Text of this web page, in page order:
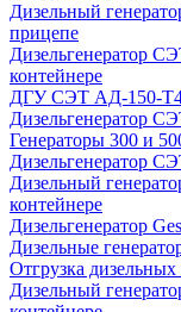
Дизельный
прицепе
Дизельгенератор
контейнере
ДГУ СЭТ АД-150-
Дизельгенератор
Генераторы 300 и
Дизельгенератор
Дизельный
контейнере
Дизельгенератор
Дизельные
Отгрузка
Дизельный